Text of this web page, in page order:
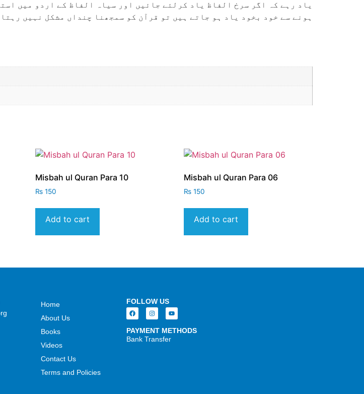
یاد رہے کہ اگر سرخ الفاظ یاد کرلئے جائیں اور سیاہ الفاظ کے اردو میں
ہونے سے خود بخود یاد ہو جاتے ہیں تو قرآن کو سمجھنا چنداں مشکل نہیں رہتا
Misbah ul Quran Para 10
₨ 150
Add to cart
Misbah ul Quran Para 06
₨ 150
Add to cart
Home
About Us
Books
Videos
Contact Us
Terms and Policies
FOLLOW US
PAYMENT METHODS
Bank Transfer